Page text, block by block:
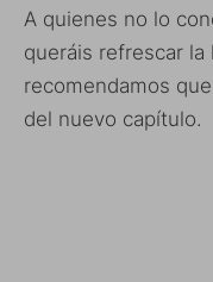
A quienes no lo
queráis refrescar
recomendamos
del nuevo capítulo.